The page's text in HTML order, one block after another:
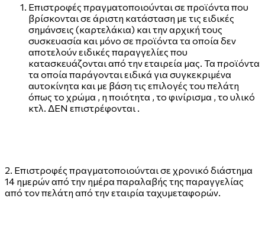
Επιστροφές πραγματοποιούνται σε προϊόντα που
βρίσκονται σε άριστη κατάσταση με τις ειδικές
σημάνσεις (καρτελάκια) και την αρχική τους
συσκευασία και μόνο σε προϊόντα τα οποία δεν
αποτελούν ειδικές παραγγελίες που
κατασκευάζονται από την εταιρεία μας. Τα προϊόντα
τα οποία παράγονται ειδικά για συγκεκριμένα
αυτοκίνητα και με βάση τις επιλογές του πελάτη
όπως το χρώμα , η ποιότητα , το φινίρισμα , το υλικό
κτλ. ΔΕΝ επιστρέφονται .
2. Επιστροφές πραγματοποιούνται σε χρονικό διάστημα
14 ημερών από την ημέρα παραλαβής της παραγγελίας
από τον πελάτη από την εταιρία ταχυμεταφορών.